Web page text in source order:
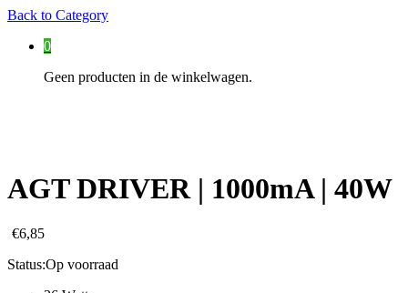
Back to Category
0
Geen producten in de winkelwagen.
AGT DRIVER | 1000mA | 40W
€6,85
Status:Op voorraad